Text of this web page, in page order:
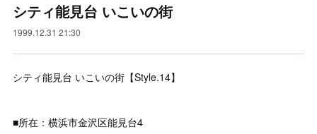
シティ能見台 いこいの街
1999.12.31 21:30
シティ能見台 いこいの街【Style.14】
■所在：横浜市金沢区能見台4